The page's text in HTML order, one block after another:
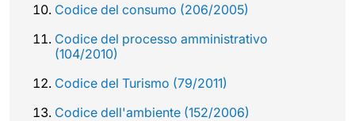
Codice del consumo (206/2005)
Codice del processo amministrativo
(104/2010)
Codice del Turismo (79/2011)
Codice dell'ambiente (152/2006)